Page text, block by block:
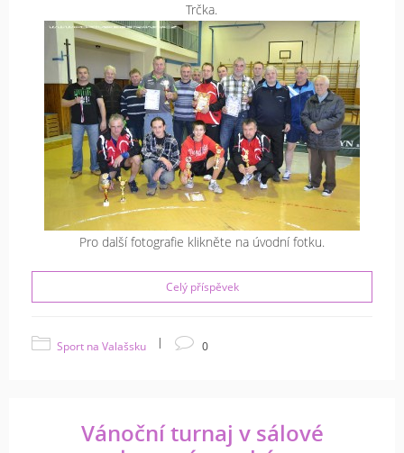
Trčka.
Pro další fotografie klikněte na úvodní fotku.
Celý příspěvek
Sport na Valašsku | 0
Vánoční turnaj v sálové